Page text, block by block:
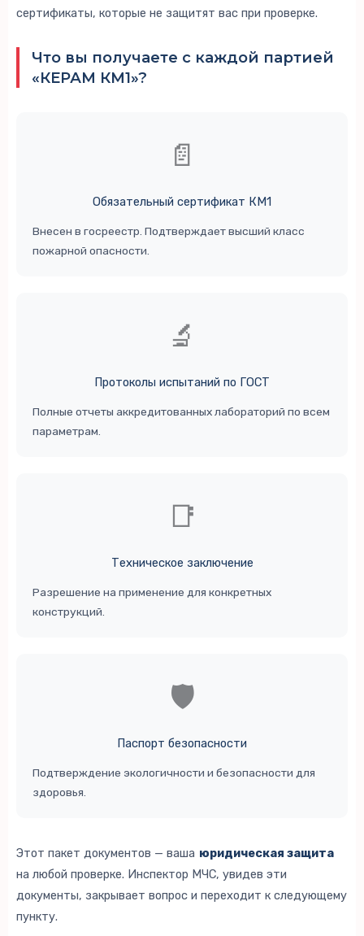
сертификаты, которые не защитят вас при проверке.
Что вы получаете с каждой партией
«КЕРАМ КМ1»?
📄
Обязательный сертификат КМ1
Внесен в госреестр. Подтверждает высший класс
пожарной опасности.
🔬
Протоколы испытаний по ГОСТ
Полные отчеты аккредитованных лабораторий по всем
параметрам.
📑
Техническое заключение
Разрешение на применение для конкретных
конструкций.
🛡️
Паспорт безопасности
Подтверждение экологичности и безопасности для
здоровья.
Этот пакет документов — ваша юридическая защита
на любой проверке. Инспектор МЧС, увидев эти
документы, закрывает вопрос и переходит к следующему
пункту.